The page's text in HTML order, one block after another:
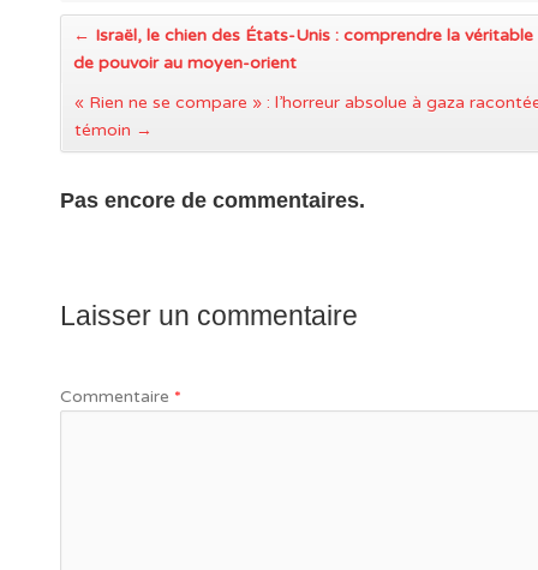
← Israël, le chien des États-Unis : comprendre la
de pouvoir au moyen-orient
« Rien ne se compare » : l’horreur absolue à gaza
témoin →
Pas encore de commentaires.
Laisser un commentaire
Commentaire *